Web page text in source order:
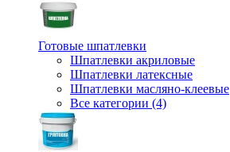
Готовые шпатлевки
Шпатлевки акриловые
Шпатлевки латексные
Шпатлевки масляно-клеевые
Все категории (4)